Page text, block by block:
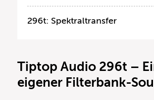
296t: Spektraltransfer
Tiptop Audio 296t –
eigener Filterbank-